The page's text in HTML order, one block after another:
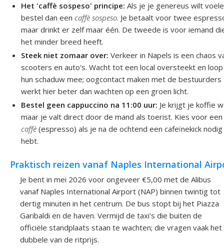
Het 'caffè sospeso' principe: Als je je genereus wilt
bestel dan eencaffè sospeso. Je betaalt voor twee
maar drinkt er zelf maar één. De tweede is voor iemand
het minder breed heeft.
Steek niet zomaar over: Verkeer in Napels is een chaos
scooters en auto's. Wacht tot een local oversteekt en
hun schaduw mee; oogcontact maken met de bestuurders
werkt hier beter dan wachten op een groen licht.
Bestel geen cappuccino na 11:00 uur: Je krijgt je koffie
maar je valt direct door de mand als toerist. Kies voor een
caffè (espresso) als je na de ochtend een cafeïnekick nodig
hebt.
Praktisch reizen vanaf Naples International
Je bent in mei 2026 voor ongeveer €5,00 met de Alibus
vanaf Naples International Airport (NAP) binnen twintig tot
dertig minuten in het centrum. De bus stopt bij het Piazza
Garibaldi en de haven. Vermijd de taxi's die buiten de
officiële standplaats staan te wachten; die vragen vaak het
dubbele van de ritprijs.